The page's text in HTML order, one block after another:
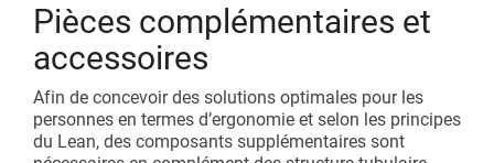
Pièces complémentaires et
accessoires
Afin de concevoir des solutions optimales pour les
personnes en termes d’ergonomie et selon les principes
du Lean, des composants supplémentaires sont